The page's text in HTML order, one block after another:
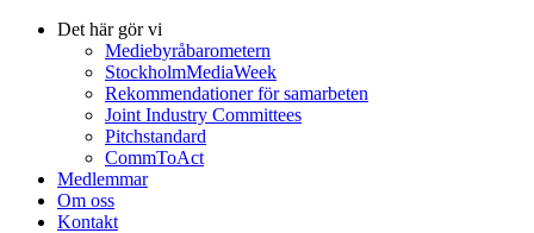
Det här gör vi
Mediebyråbarometern
StockholmMediaWeek
Rekommendationer för samarbeten
Joint Industry Committees
Pitchstandard
CommToAct
Medlemmar
Om oss
Kontakt